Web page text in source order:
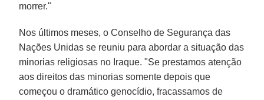
morrer."
Nos últimos meses, o Conselho de Segurança das
Nações Unidas se reuniu para abordar a situação das
minorias religiosas no Iraque. "Se prestamos atenção
aos direitos das minorias somente depois que
começou o dramático genocídio, fracassamos de